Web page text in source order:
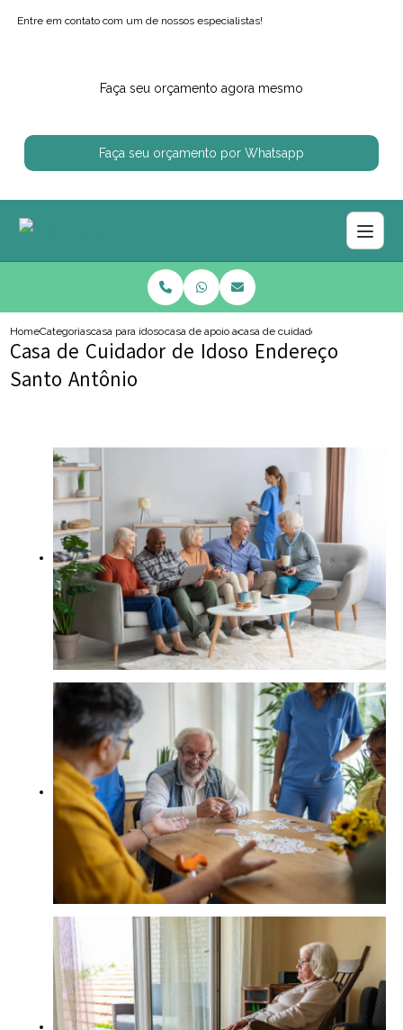
Entre em contato com um de nossos especialistas!
Faça seu orçamento agora mesmo
Faça seu orçamento por Whatsapp
HomeCategoriascasa para idososcasa de apoio ao idosocasa de cuidador de idoso
Casa de Cuidador de Idoso Endereço
Santo Antônio